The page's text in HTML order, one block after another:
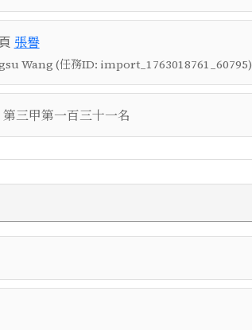
張譽
Wang (任務ID: import_1763018761_60795)
第三甲第一百三十一名